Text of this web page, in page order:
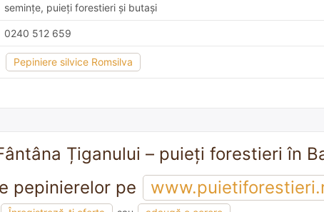
semințe, puieți forestieri și butași
0240 512 659
Pepiniere silvice Romsilva
Țiganului – puieți forestieri în
Vezi toate ofertele pepinierelor pe